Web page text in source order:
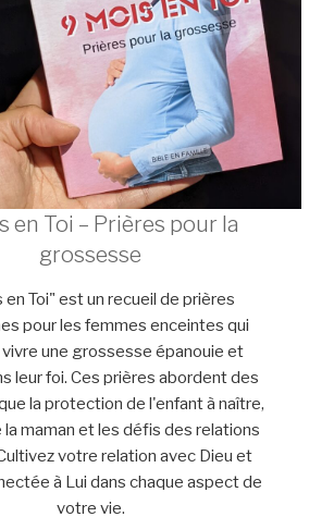
en Toi – Prières pour la
grossesse
en Toi" est un recueil de prières
pour les femmes enceintes qui
une grossesse épanouie et
leur foi. Ces prières abordent des
la protection de l'enfant à naître,
la maman et les défis des relations
votre relation avec Dieu et
à Lui dans chaque aspect de
votre vie.